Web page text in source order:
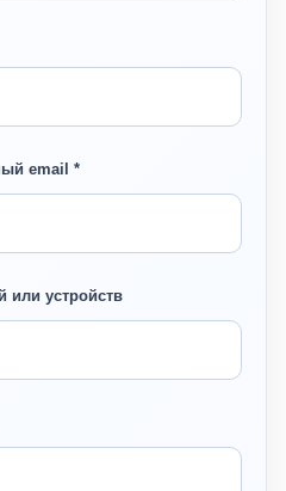
email *
или устройств